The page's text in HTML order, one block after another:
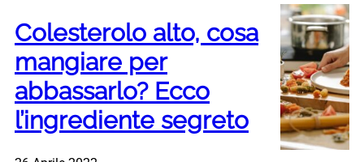
Colesterolo alto, cosa
mangiare per
abbassarlo? Ecco
l’ingrediente segreto